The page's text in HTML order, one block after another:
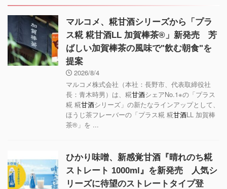
マルコメ、糀甘酒シリーズから「プラ
ス糀 糀甘酒LL 加賀棒茶®」新発売 芳
ばしい加賀棒茶の風味で"飲む朝食"を
提案
2026/8/4
マルコメ株式会社（本社：長野市、代表取締役社
長：青木時男）は、糀甘酒シェアNo.1※の「プラス
糀 糀甘酒シリーズ」の新たなラインアップとして、
ほうじ茶フレーバーの「プラス糀 糀甘酒LL 加賀棒
茶®」を ...
ひかり味噌、新感覚甘酒『晴れのち糀
ストレート 1000ml』を新発売 人気シ
リーズに待望のストレートタイプ登